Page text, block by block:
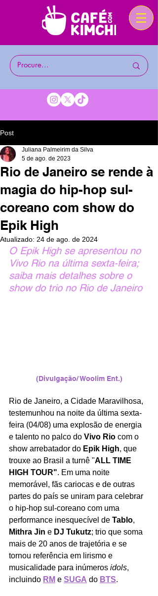
Post
Rio de Janeiro se rende à
magia do hip-hop sul-
coreano com show do
Epik High
Juliana Palmeirim da Silva
5 de ago. de 2023
Atualizado: 24 de ago. de 2024
O Epik High se apresentou no
Vivo Rio na última sexta-feira;
saiba mais detalhes sobre o
show do trio no Rio de Janeiro
(Divulgação/ Woolim Ent.)
Rio de Janeiro, a Cidade Maravilhosa,
testemunhou na noite da última sexta-
feira (04/08) uma explosão de energia
e talento no palco do Vivo Rio com o
show arrebatador do Epik High, que
trouxe ao Brasil a turnê "ALL TIME
HIGH TOUR". Em uma noite
memorável, fãs cariocas e de outras
partes do país se uniram para celebrar
o hip-hop sul-coreano com uma
performance inesquecível de Tablo,
Mithra Jin e DJ Tukutz; trio que soma
mais de 20 anos de trajetória e se
tornou referência em lirismo e
musicalidade para inúmeros idols,
incluindo RM e SUGA do BTS.